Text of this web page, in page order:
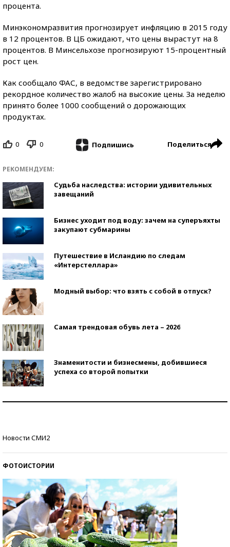
процента.
Минэкономразвития прогнозирует инфляцию в 2015 году
в 12 процентов. В ЦБ ожидают, что цены вырастут на 8
процентов. В Минсельхозе прогнозируют 15-процентный
рост цен.
Как сообщало ФАС, в ведомстве зарегистрировано
рекордное количество жалоб на высокие цены. За неделю
принято более 1000 сообщений о дорожающих
продуктах.
0 0 Подпишись Поделиться
РЕКОМЕНДУЕМ:
Судьба наследства: истории удивительных
завещаний
Бизнес уходит под воду: зачем на суперъяхты
закупают субмарины
Путешествие в Исландию по следам
«Интерстеллара»
Модный выбор: что взять с собой в отпуск?
Самая трендовая обувь лета – 2026
Знаменитости и бизнесмены, добившиеся
успеха со второй попытки
Новости СМИ2
ФОТОИСТОРИИ